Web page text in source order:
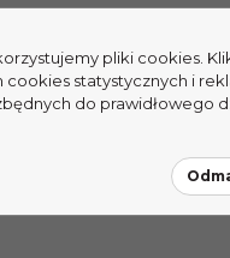
pliki cookies.
statystycznych i
do prawidłowego